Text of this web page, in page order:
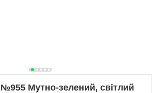
Мутно-зелений, світлий